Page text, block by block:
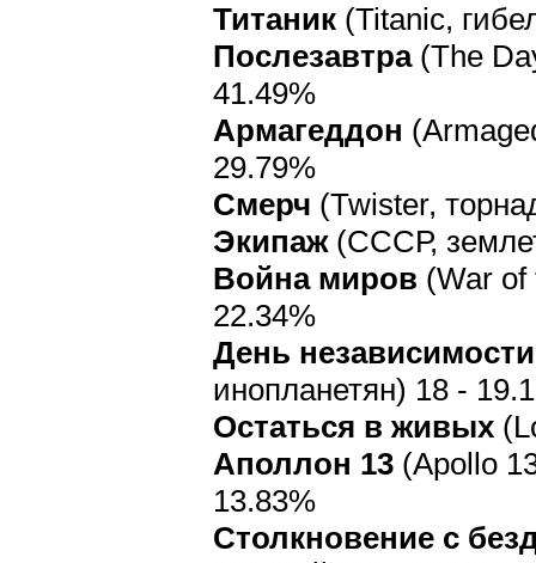
Титаник (Titanic,
Послезавтра(The
41.49%
Армагеддон
29.79%
Смерч (Twister,
Экипаж(СССР,
Война миров (War of
22.34%
День независимости
инопланетян) 18 -
Остаться в живых
Аполлон 13 (Apollo
13.83%
Столкновение с